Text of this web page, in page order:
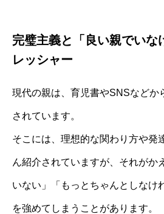
完璧主義と「良い親でいな
レッシャー
現代の親は、育児書やSNSなどか
されています。
そこには、理想的な関わり方や発
ん紹介されていますが、それがか
いない」「もっとちゃんとしなけ
を強めてしまうことがあります。